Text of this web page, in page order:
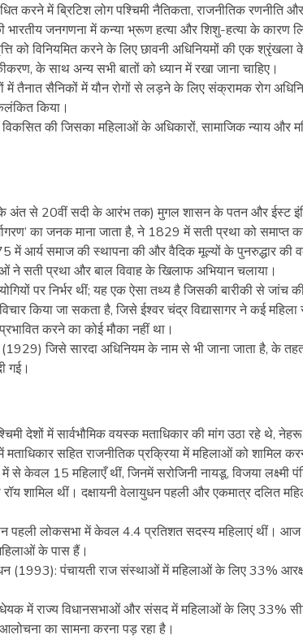
करने में ब्रिटिश लोग पश्चिमी नैतिकता, राजनीतिक रणनीति
जनगणना में कन्या भ्रूण हत्या और शिशु-हत्या के कारण
को विनियमित करने के लिए छावनी अधिनियमों की एक श्रृंखला के
के साथ अन्य सभी बातों को ध्यान में रखा जाना चाहिए।
में तैनात सैनिकों में यौन रोगों से लड़ने के लिए संक्रामक रोग
किया।
विकसित की जिसका महिलाओं के अधिकारों, सामाजिक न्याय
के अंत से 20वीं सदी के आरंभ तक) मुगल शासन के पतन और ईस्ट
का जनक माना जाता है, ने 1829 में सती प्रथा को समाप्त
में आर्य समाज की स्थापना की और वैदिक मूल्यों के पुनरुद्धार
ने सती प्रथा और बाल विवाह के खिलाफ अभियान चलाया।
पर निर्भर थीं; यह एक ऐसा तथ्य है जिसकी बारीकी से जांच
विचार किया जा सकता है, जिसे ईश्वर चंद्र विद्यासागर ने कई
करने का कोई मौका नहीं था।
(1929) जिसे सारदा अधिनियम के नाम से भी जाना जाता है, के
गई।
देशों में सार्वभौमिक वयस्क मताधिकार की मांग उठा रहे थे,
सहित राजनीतिक प्रक्रिया में महिलाओं को शामिल
केवल 15 महिलाएँ थीं, जिनमें सरोजिनी नायडू, विजया लक्ष्मी
रॉय शामिल थीं। दक्षायनी वेलायुधन पहली और एकमात्र दलित
पहली लोकसभा में केवल 4.4 प्रतिशत सदस्य महिलाएं थीं।
के पास हैं।
(1993): पंचायती राज संस्थाओं में महिलाओं के लिए 33%
में राज्य विधानसभाओं और संसद में महिलाओं के लिए 33%
का सामना करना पड़ रहा है।